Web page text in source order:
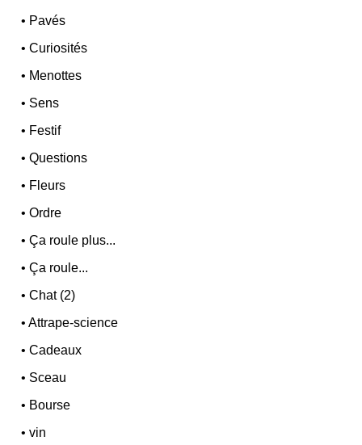
• Pavés
•Curiosités
• Menottes
• Sens
• Festif
•Questions
• Fleurs
•Ordre
•Ça roule plus...
•Ça roule...
•Chat (2)
•Attrape-science
•Cadeaux
• Sceau
• Bourse
•vin